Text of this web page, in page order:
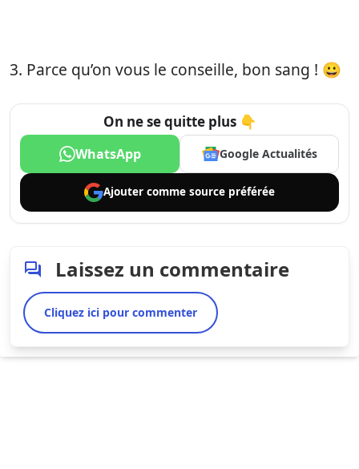
3. Parce qu’on vous le conseille, bon sang ! 😀
On ne se quitte plus 👇
WhatsApp Google Actualités
Ajouter comme source préférée
Laissez un commentaire
Cliquez ici pour commenter